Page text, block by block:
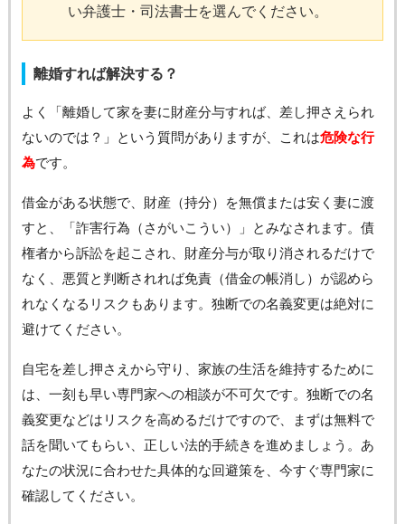
い弁護士・司法書士を選んでください。
離婚すれば解決する？
よく「離婚して家を妻に財産分与すれば、差し押さえられ
ないのでは？」という質問がありますが、これは危険な行
為です。
借金がある状態で、財産（持分）を無償または安く妻に渡
すと、「詐害行為（さがいこうい）」とみなされます。債
権者から訴訟を起こされ、財産分与が取り消されるだけで
なく、悪質と判断されれば免責（借金の帳消し）が認めら
れなくなるリスクもあります。独断での名義変更は絶対に
避けてください。
自宅を差し押さえから守り、家族の生活を維持するために
は、一刻も早い専門家への相談が不可欠です。独断での名
義変更などはリスクを高めるだけですので、まずは無料で
話を聞いてもらい、正しい法的手続きを進めましょう。あ
なたの状況に合わせた具体的な回避策を、今すぐ専門家に
確認してください。